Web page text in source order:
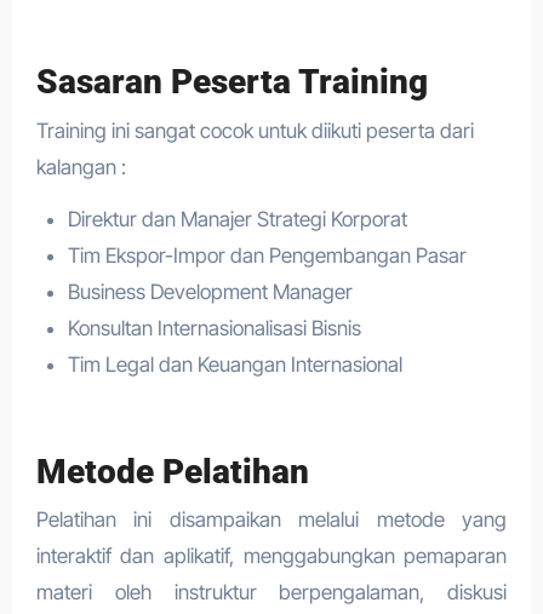
Sasaran Peserta Training
Training ini sangat cocok untuk diikuti peserta dari
kalangan :
Direktur dan Manajer Strategi Korporat
Tim Ekspor-Impor dan Pengembangan Pasar
Business Development Manager
Konsultan Internasionalisasi Bisnis
Tim Legal dan Keuangan Internasional
Metode Pelatihan
Pelatihan ini disampaikan melalui metode yang
interaktif dan aplikatif, menggabungkan pemaparan
materi oleh instruktur berpengalaman, diskusi